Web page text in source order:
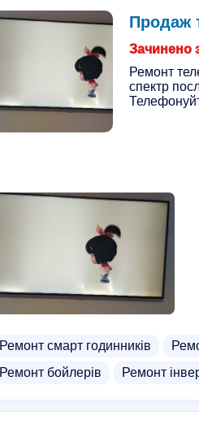
Продаж
Зачинено
Ремонт
спектр
Ремонт смарт годинників
Ремонт бойлерів
Ремонт